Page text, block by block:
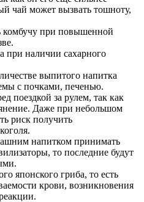
чай может вызвать тошноту,
комбучу при повышенной
при наличии сахарного
выпитого напитка
с почками, печенью.
поездкой за рулем, так как
Даже при небольшом
риск получить
напитком принимать
то последние будут
японского гриба, то есть
крови, возникновения